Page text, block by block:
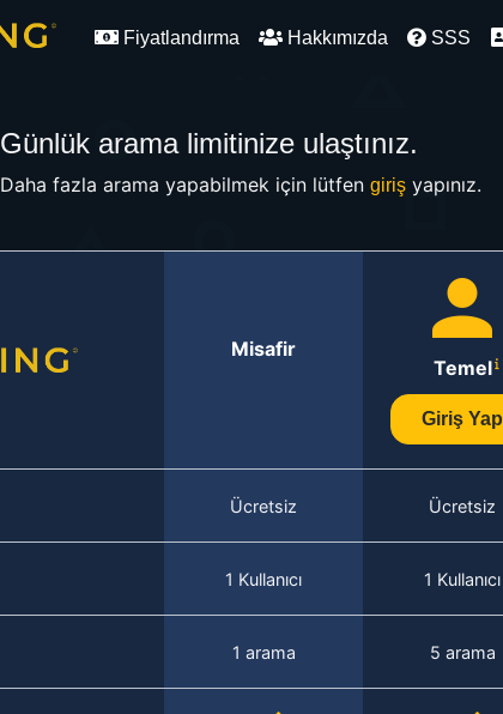
Fiyatlandırma Hakkımızda SSS
Günlük arama limitinize ulaştınız.
Daha fazla arama yapabilmek için lütfen girişyapınız.
Misafir
Temel
Giriş Yap
Ücretsiz Ücretsiz
1 Kullanıcı 1 Kullanıcı
1 arama 5 arama